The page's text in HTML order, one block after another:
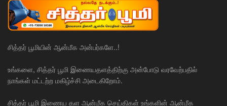
சித்தர் பூமியின் ஆன்மீக அன்பர்களே..!
உங்களை, சித்தர் பூமி இணையதளத்திற்கு அன்போடு வரவேற்பதில்
நாங்கள் மட்டற்ற மகிழ்ச்சி அடைகிறோம்.
சித்தர் பூமி இணைய தள ஆன்மீக செய்திகள் உங்களின் ஆன்மீக